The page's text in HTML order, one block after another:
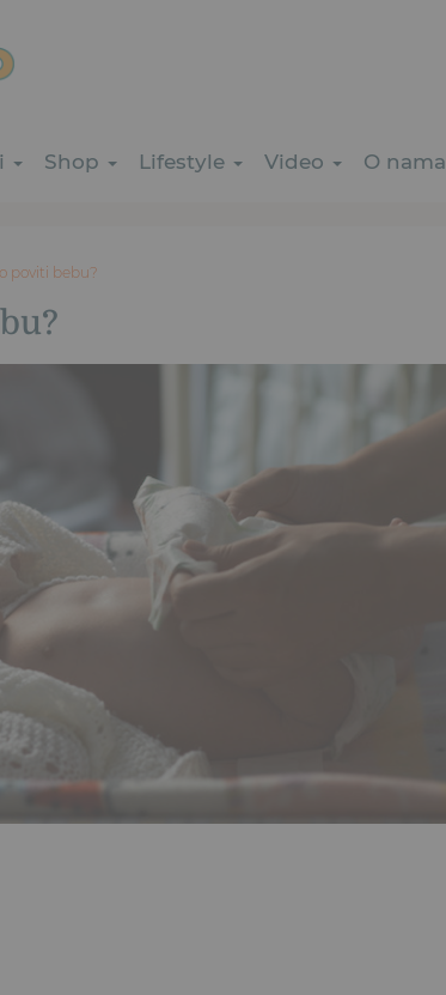
Shop Lifestyle Video O nama
poviti bebu?